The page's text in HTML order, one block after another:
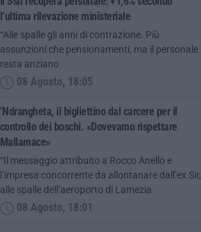
l’ultima rilevazione ministeriale
“Alle spalle gli anni di contrazione. Più
assunzioni che pensionamenti, ma il personale
resta anziano
08 Agosto, 18:05
’Ndrangheta, il bigliettino dal carcere per il
controllo dei boschi. «Dovevamo rispettare
Mallamace»
“Il messaggio attribuito a Rocco Anello e
l’impresa concorrente da allontanare dall’ex Sir,
alle spalle dell’aeroporto di Lamezia
08 Agosto, 18:01